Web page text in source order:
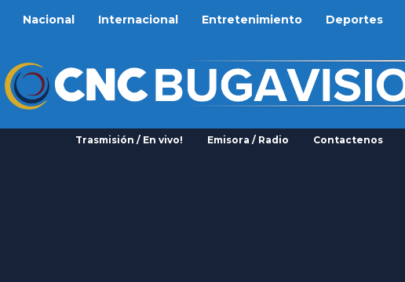
Nacional Internacional Entretenimiento Deportes
Trasmisión / En vivo! Emisora / Radio Contactenos